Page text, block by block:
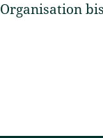
Organisation